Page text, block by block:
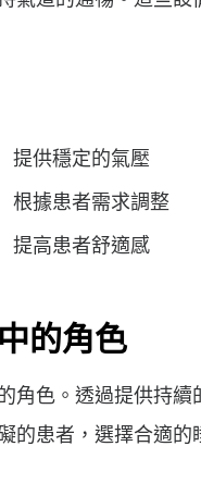
提供穩定的氣壓
根據患者需求調整
提高患者舒適感
的角色
角色。透過提供持
的患者，選擇合適的